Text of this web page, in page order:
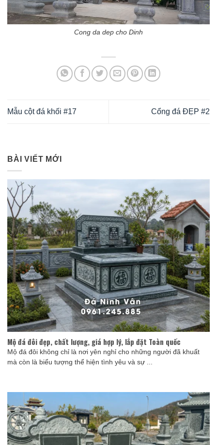
Cong da dep cho Dinh
Mẫu cột đá khối #17 Cổng đá ĐẸP #2
BÀI VIẾT MỚI
Mộ đá đôi đẹp, chất lượng, giá hợp lý, lắp đặt Toàn quốc
Mộ đá đôi không chỉ là nơi yên nghỉ cho những người đã khuất
mà còn là biểu tượng thể hiện tình yêu và sự ...